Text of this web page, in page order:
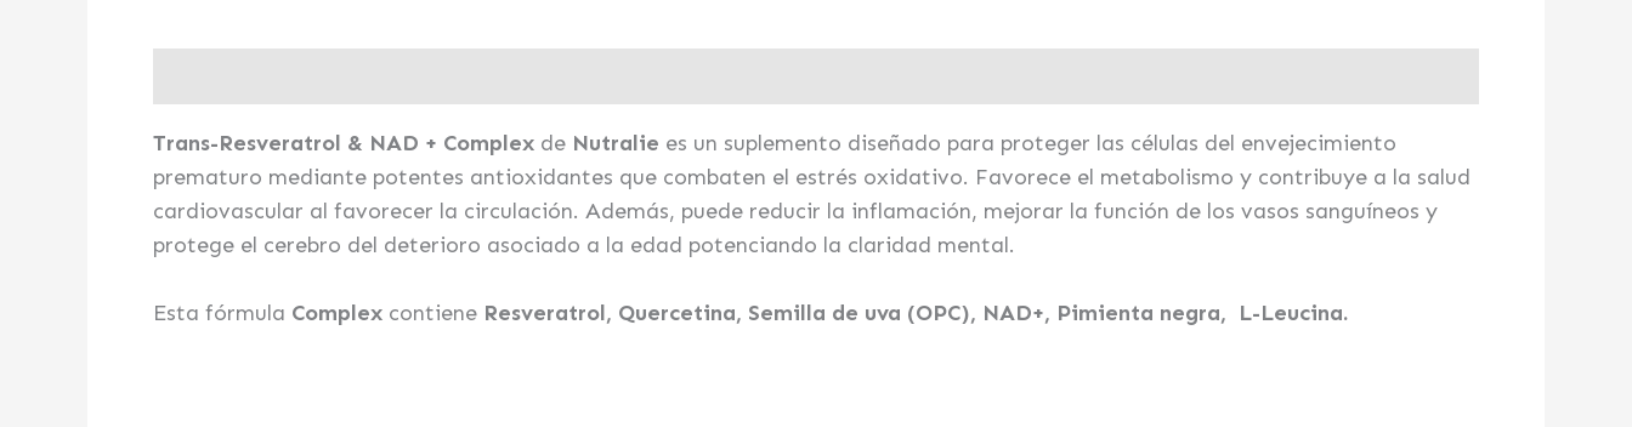
Trans-Resveratrol & NAD + Complex de Nutralie es un suplemento diseñado para proteger las células del envejecimiento
prematuro mediante potentes antioxidantes que combaten el estrés oxidativo. Favorece el metabolismo y contribuye a la salud
cardiovascular al favorecer la circulación. Además, puede reducir la inflamación, mejorar la función de los vasos sanguíneos y
protege el cerebro del deterioro asociado a la edad potenciando la claridad mental.
Esta fórmula Complex contiene Resveratrol, Quercetina, Semilla de uva (OPC), NAD+, Pimienta negra, L-Leucina.